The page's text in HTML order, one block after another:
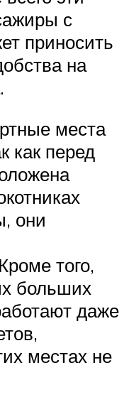
с
приносить
на
места
как перед
они
того,
больших
даже
местах не